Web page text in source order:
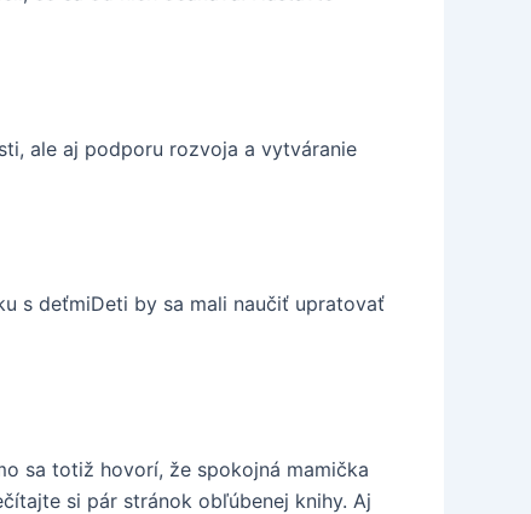
ale aj podporu rozvoja a vytváranie
s deťmiDeti by sa mali naučiť upratovať
sa totiž hovorí, že spokojná mamička
si pár stránok obľúbenej knihy. Aj